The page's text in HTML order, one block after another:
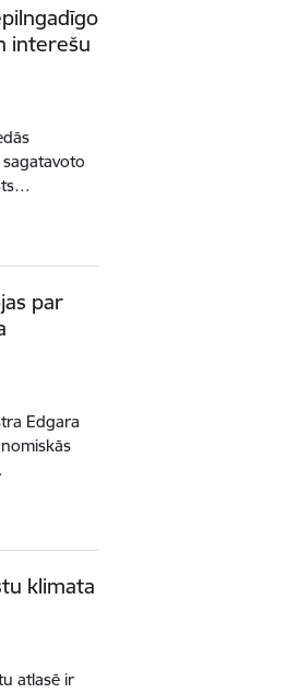
interešu
par
Edgara
klimata
atlasē ir